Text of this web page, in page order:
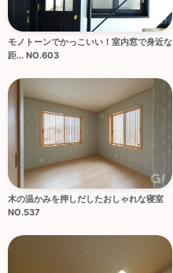
モノトーンでかっこいい！室内窓で身近な
距... NO.603
木の温かみを押しだしたおしゃれな寝室
NO.537